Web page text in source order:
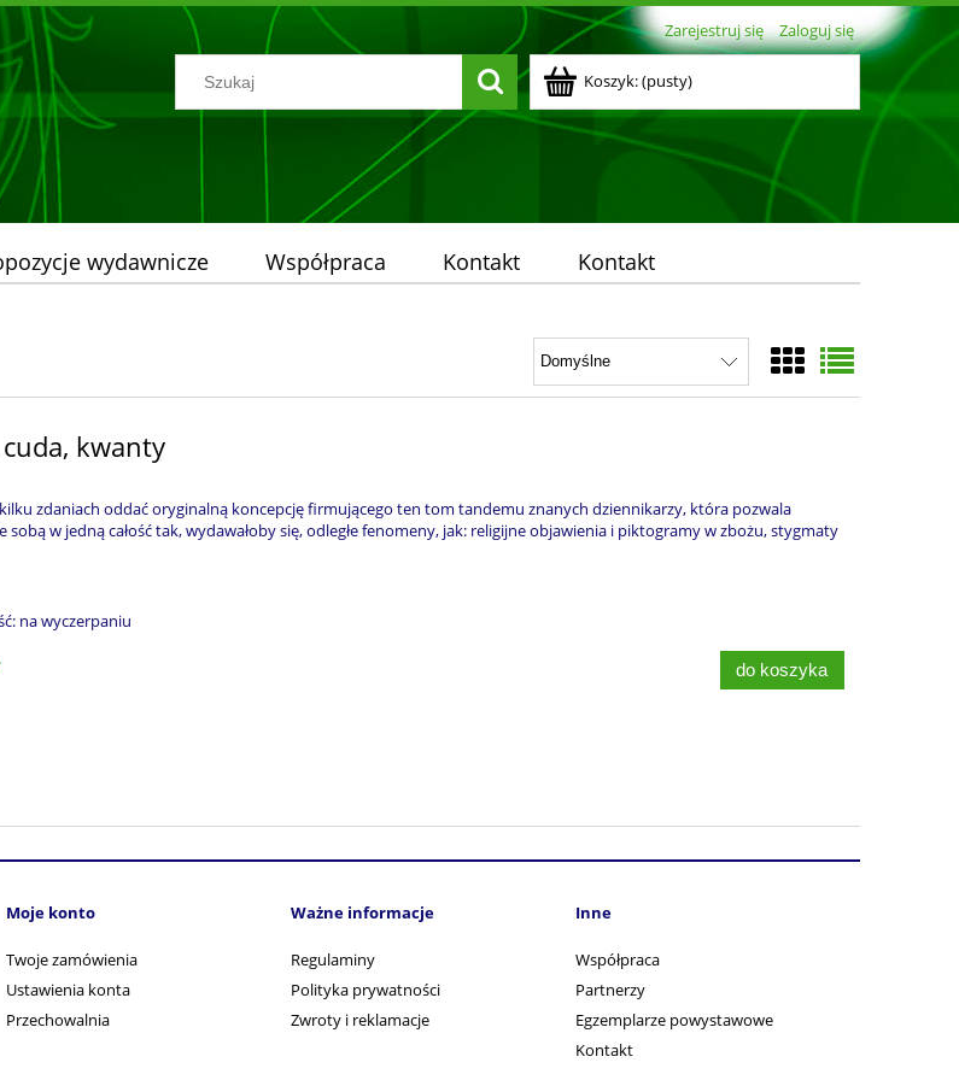
Zarejestruj się Zaloguj się
Koszyk:(pusty)
wydawnicze Współpraca Kontakt Kontakt
kwanty
zdaniach oddać oryginalną koncepcję firmującego ten tom tandemu znanych dziennikarzy, która pozwala
sobą w jedną całość tak, wydawałoby się, odległe fenomeny, jak: religijne objawienia i piktogramy w zbożu, stygmaty
na wyczerpaniu
do koszyka
Moje konto
Twoje zamówienia
Ustawienia konta
Przechowalnia
Ważne informacje
Regulaminy
Polityka prywatności
Zwroty i reklamacje
Inne
Współpraca
Partnerzy
Egzemplarze powystawowe
Kontakt